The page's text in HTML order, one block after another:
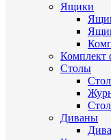
Ящики
Комплект
Столы
Диваны